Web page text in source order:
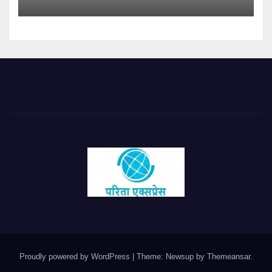
Proudly powered by WordPress | Theme: Newsup by Themeansar.